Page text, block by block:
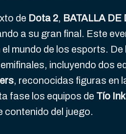
de Dota 2, BATALLA
a su gran final. Este
el mundo de los esports.
incluyendo dos
, reconocidas figuras en
fase los equipos de Tío
contenido del juego.